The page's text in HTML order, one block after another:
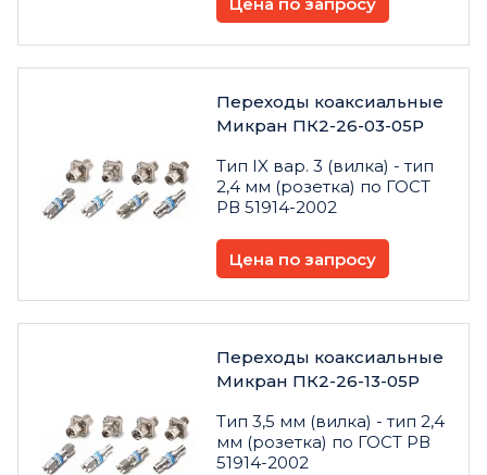
Переходы коаксиальные
Микран ПК2-26-03-05Р
Тип IX вар. 3 (вилка) - тип
2,4 мм (розетка) по ГОСТ
РВ 51914-2002
Цена по запросу
Переходы коаксиальные
Микран ПК2-26-13-05Р
Тип 3,5 мм (вилка) - тип 2,4
мм (розетка) по ГОСТ РВ
51914-2002